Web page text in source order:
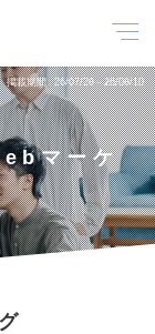
掲載期間 26/07/28～26/08/10
マーケ